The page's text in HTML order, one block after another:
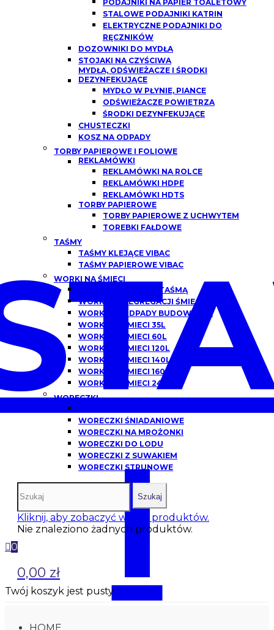
I
PODAJNIKI NA PAPIER TOALETOWY
STALOWE PODAJNIKI KATRIN
ELEKTRYCZNE PODAJNIKI DO
RĘCZNIKÓW
DOZOWNIKI DO MYDŁA
STOJAKI NA CZYŚCIWA
MYDŁA, ODŚWIEŻACZE I ŚRODKI
DEZYNFEKUJĄCE
MYDŁO W PŁYNIE, PIANCE
ODŚWIEŻACZE POWIETRZA
ŚRODKI DEZYNFEKUJĄCE
CHUSTECZKI
KOSZ NA ODPADY
TORBY PAPIEROWE I FOLIOWE
REKLAMÓWKI
REKLAMÓWKI NA ROLCE
REKLAMÓWKI HDPE
REKLAMÓWKI HDTS
TORBY PAPIEROWE
TORBY PAPIEROWE Z UCHWYTEM
TOREBKI FAŁDOWE
TAŚMY
TAŚMY KLEJĄCE VIBAC
TAŚMY PAPIEROWE VIBAC
WORKI NA ŚMIECI
WORKI NA ŚMIECI Z TAŚMĄ
WORKI DO SEGREGACJI ŚMIECI
WORKI NA ODPADY BUDOWLANE
WORKI NA ŚMIECI 35L
WORKI NA ŚMIECI 60L
WORKI NA ŚMIECI 120L
WORKI NA ŚMIECI 140L
WORKI NA ŚMIECI 160L
WORKI NA ŚMIECI 240L
WORECZKI
WORECZKI ŚNIADANIOWE
WORECZKI NA MROŻONKI
WORECZKI DO LODU
WORECZKI Z SUWAKIEM
WORECZKI STRUNOWE
Szukaj
Kliknij, aby zobaczyć więcej produktów.
Nie znaleziono żadnych produktów.
0
0,00 zł
Twój koszyk jest pusty.
HOME